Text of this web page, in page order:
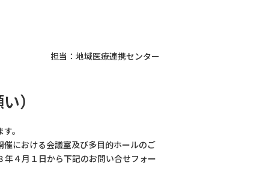
お問い合わせ
担当：地域医療連携センター
）
。
における会議室及び多目的ホールのご
４月１日から下記のお問い合せフォー